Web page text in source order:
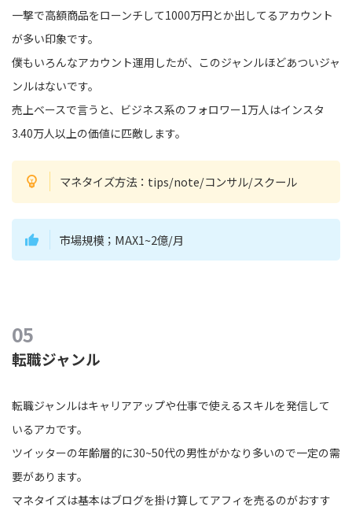
一撃で高額商品をローンチして1000万円とか出してるアカウント
が多い印象です。
僕もいろんなアカウント運用したが、このジャンルほどあついジャ
ンルはないです。
売上ベースで言うと、ビジネス系のフォロワー1万人はインスタ
3.40万人以上の価値に匹敵します。
マネタイズ方法：tips/note/コンサル/スクール
市場規模；MAX1~2億/月
転職ジャンル
転職ジャンルはキャリアアップや仕事で使えるスキルを発信して
いるアカです。
ツイッターの年齢層的に30~50代の男性がかなり多いので一定の需
要があります。
マネタイズは基本はブログを掛け算してアフィを売るのがおすす